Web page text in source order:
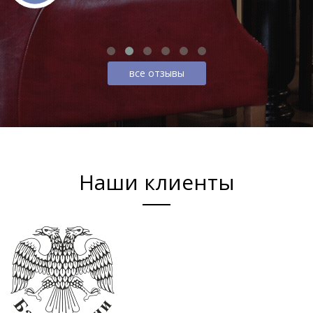
все отзывы
Наши клиенты